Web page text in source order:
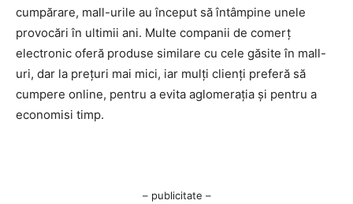
cumpărare, mall-urile au început să întâmpine unele
provocări în ultimii ani. Multe companii de comerț
electronic oferă produse similare cu cele găsite în mall-
uri, dar la prețuri mai mici, iar mulți clienți preferă să
cumpere online, pentru a evita aglomerația și pentru a
economisi timp.
– publicitate –